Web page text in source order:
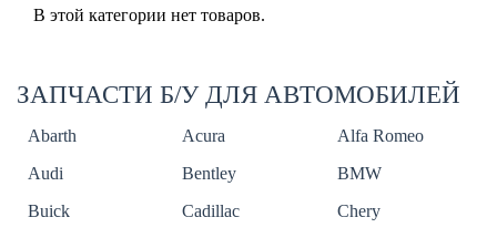
В этой категории нет товаров.
ЗАПЧАСТИ Б/У ДЛЯ АВТОМОБИЛЕЙ
Abarth Acura
Alfa Romeo
Audi
Bentley
BMW
Buick
Cadillac
Chery